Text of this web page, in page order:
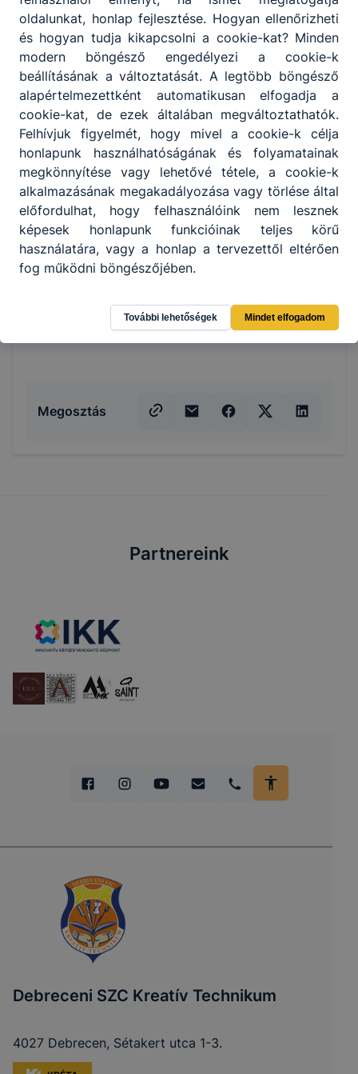
Megosztás
Partnereink
Debreceni SZC Kreatív Technikum
4027 Debrecen, Sétakert utca 1-3.
oldalunkat, honlap fejlesztése. Hogyan ellenőrizheti
és hogyan tudja kikapcsolni a cookie-kat? Minden
modern böngésző engedélyezi a cookie-k
beállításának a változtatását. A legtöbb böngésző
alapértelmezettként automatikusan elfogadja a
cookie-kat, de ezek általában megváltoztathatók.
Felhívjuk figyelmét, hogy mivel a cookie-k célja
honlapunk használhatóságának és folyamatainak
megkönnyítése vagy lehetővé tétele, a cookie-k
alkalmazásának megakadályozása vagy törlése által
előfordulhat, hogy felhasználóink nem lesznek
képesek honlapunk funkcióinak teljes körű
használatára, vagy a honlap a tervezettől eltérően
fog működni böngészőjében.
További lehetőségek Mindet elfogadom